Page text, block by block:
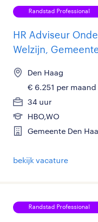
Randstad Professional
HR Adviseur
Welzijn,
Den Haag
€ 6.251 per maand
34 uur
HBO,WO
Gemeente Den
bekijk vacature
Randstad Professional